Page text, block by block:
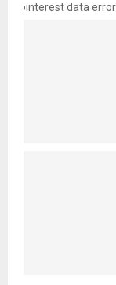
pinterest data